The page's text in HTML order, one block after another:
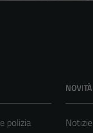
polizia
NOVITÀ
Notizie